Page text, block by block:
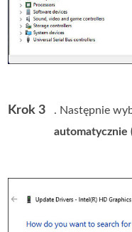
Krok 3 . Następnie
automatycznie